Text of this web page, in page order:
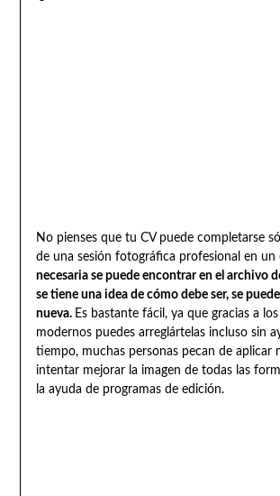
No pienses que tu CV puede completarse
de una sesión fotográfica profesional en un
necesaria se puede encontrar en el archivo
se tiene una idea de cómo debe ser, se
nueva. Es bastante fácil, ya que gracias a
modernos puedes arreglártelas incluso sin
tiempo, muchas personas pecan de aplicar
intentar mejorar la imagen de todas las
la ayuda de programas de edición.